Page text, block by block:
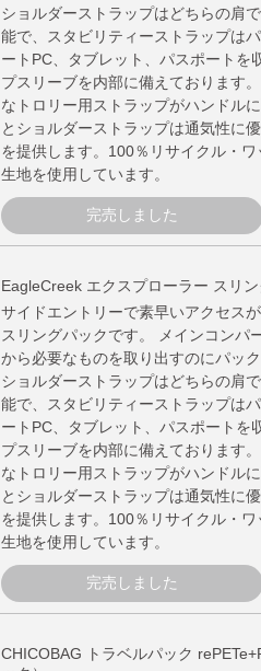
ショルダーストラップはどちらの肩
能で、スタビリティーストラップは
ートPC、タブレット、パスポートを
プスリーブを内部に備えております
なトロリー用ストラップがハンドル
とショルダーストラップは通気性に
を提供します。100％リサイクル・
生地を使用しています。
完売しました
EagleCreek エクスプローラー スリ
サイドエントリーで素早いアクセス
スリングパックです。 メインコンパ
から必要なものを取り出すのにパッ
ショルダーストラップはどちらの肩
能で、スタビリティーストラップは
ートPC、タブレット、パスポートを
プスリーブを内部に備えております
なトロリー用ストラップがハンドル
とショルダーストラップは通気性に
を提供します。100％リサイクル・
生地を使用しています。
完売しました
CHICOBAG トラベルパック